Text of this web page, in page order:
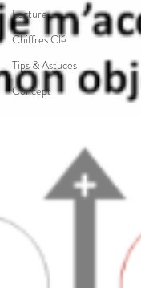
Lecture
Chiffres Clé
Tips & Astuces
Concept